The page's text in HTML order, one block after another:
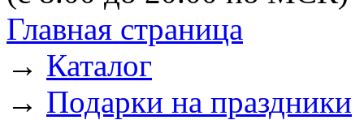
Главная страница
→ Каталог
→ Подарки на праздники